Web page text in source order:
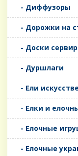
- Диффузоры
- Дорожки на
- Доски
- Дуршлаги
- Ели
- Елки и
- Елочные
- Елочные